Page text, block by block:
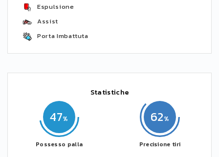
Espulsione
Assist
Porta Imbattuta
Statistiche
47
Possesso palla
62
Precisione tiri